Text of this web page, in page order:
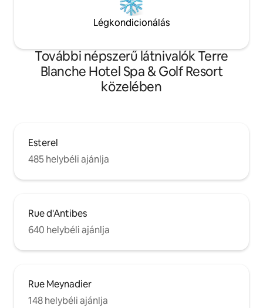
Légkondicionálás
További népszerű látnivalók Terre
Blanche Hotel Spa & Golf Resort
közelében
Esterel
485 helybéli ajánlja
Rue d'Antibes
640 helybéli ajánlja
Rue Meynadier
148 helybéli ajánlja